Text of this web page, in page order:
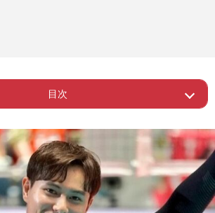
目次
ー 男子バレー、“脱・ジャニーズ”もいき
すぎたファンの行動